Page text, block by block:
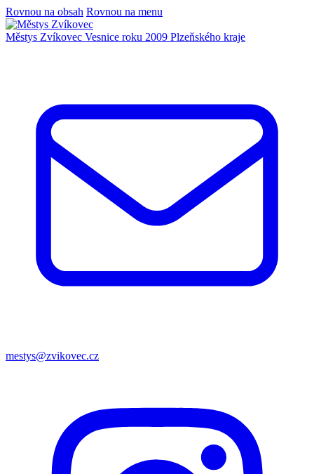
Rovnou na obsah Rovnou na menu
Městys Zvíkovec Vesnice roku 2009 Plzeňského kraje
mestys@zvikovec.cz